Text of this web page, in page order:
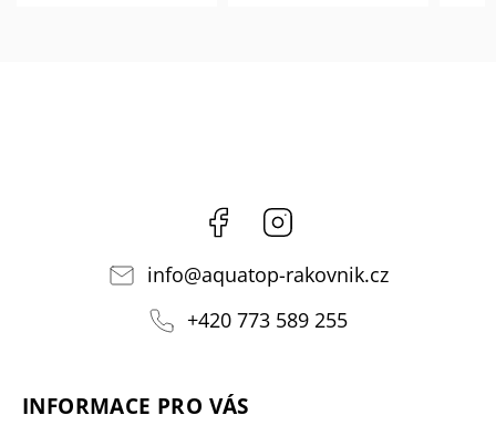
Facebook
info@aquatop-rakovnik.cz
+420 773 589 255
INFORMACE PRO VÁS